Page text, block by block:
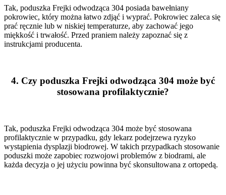
Tak, poduszka Frejki odwodząca 304 posiada bawełniany
pokrowiec, który można łatwo zdjąć i wyprać. Pokrowiec zaleca się
prać ręcznie lub w niskiej temperaturze, aby zachować jego
miękkość i trwałość. Przed praniem należy zapoznać się z
instrukcjami producenta.
4. Czy poduszka Frejki odwodząca 304 może być
stosowana profilaktycznie?
Tak, poduszka Frejki odwodząca 304 może być stosowana
profilaktycznie w przypadku, gdy lekarz podejrzewa ryzyko
wystąpienia dysplazji biodrowej. W takich przypadkach stosowanie
poduszki może zapobiec rozwojowi problemów z biodrami, ale
każda decyzja o jej użyciu powinna być skonsultowana z ortopedą.